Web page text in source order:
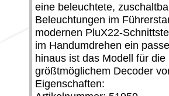
eine beleuchtete,
Beleuchtungen im
modernen PluX22-
im Handumdrehen ein
hinaus ist das Modell für
größtmöglichem Decoder
Eigenschaften: